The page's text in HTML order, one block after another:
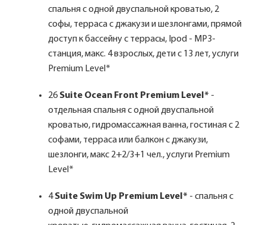
спальня с одной двуспальной кроватью, 2
софы, терраса с джакузи и шезлонгами, прямой
доступ к бассейну с террасы, Ipod - MP3-
станция, макс. 4 взрослых, дети с 13 лет, услуги
Premium Level*
26 Suite Ocean Front Premium Level* -
отдельная спальня с одной двуспальной
кроватью, гидромассажная ванна, гостиная с 2
софами, терраса или балкон с джакузи,
шезлонги, макс 2+2/3+1 чел., услуги Premium
Level*
4Suite Swim Up Premium Level* - спальня с
одной двуспальной